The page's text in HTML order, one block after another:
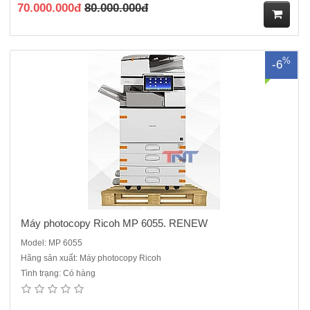
70.000.000đ 80.000.000đ
ua
-6%
Máy photocopy Ricoh MP 6055. RENEW
Model: MP 6055
Hãng sản xuất: Máy photocopy Ricoh
Tình trạng: Có hàng
Máy photocopy Ricoh MP 4055 .ĐQSD - Hàng bãi nhập khẩu mỹ Máy
Photocopy kỹ thuật số, Laser trắng đenTốc độ photo/in : 40